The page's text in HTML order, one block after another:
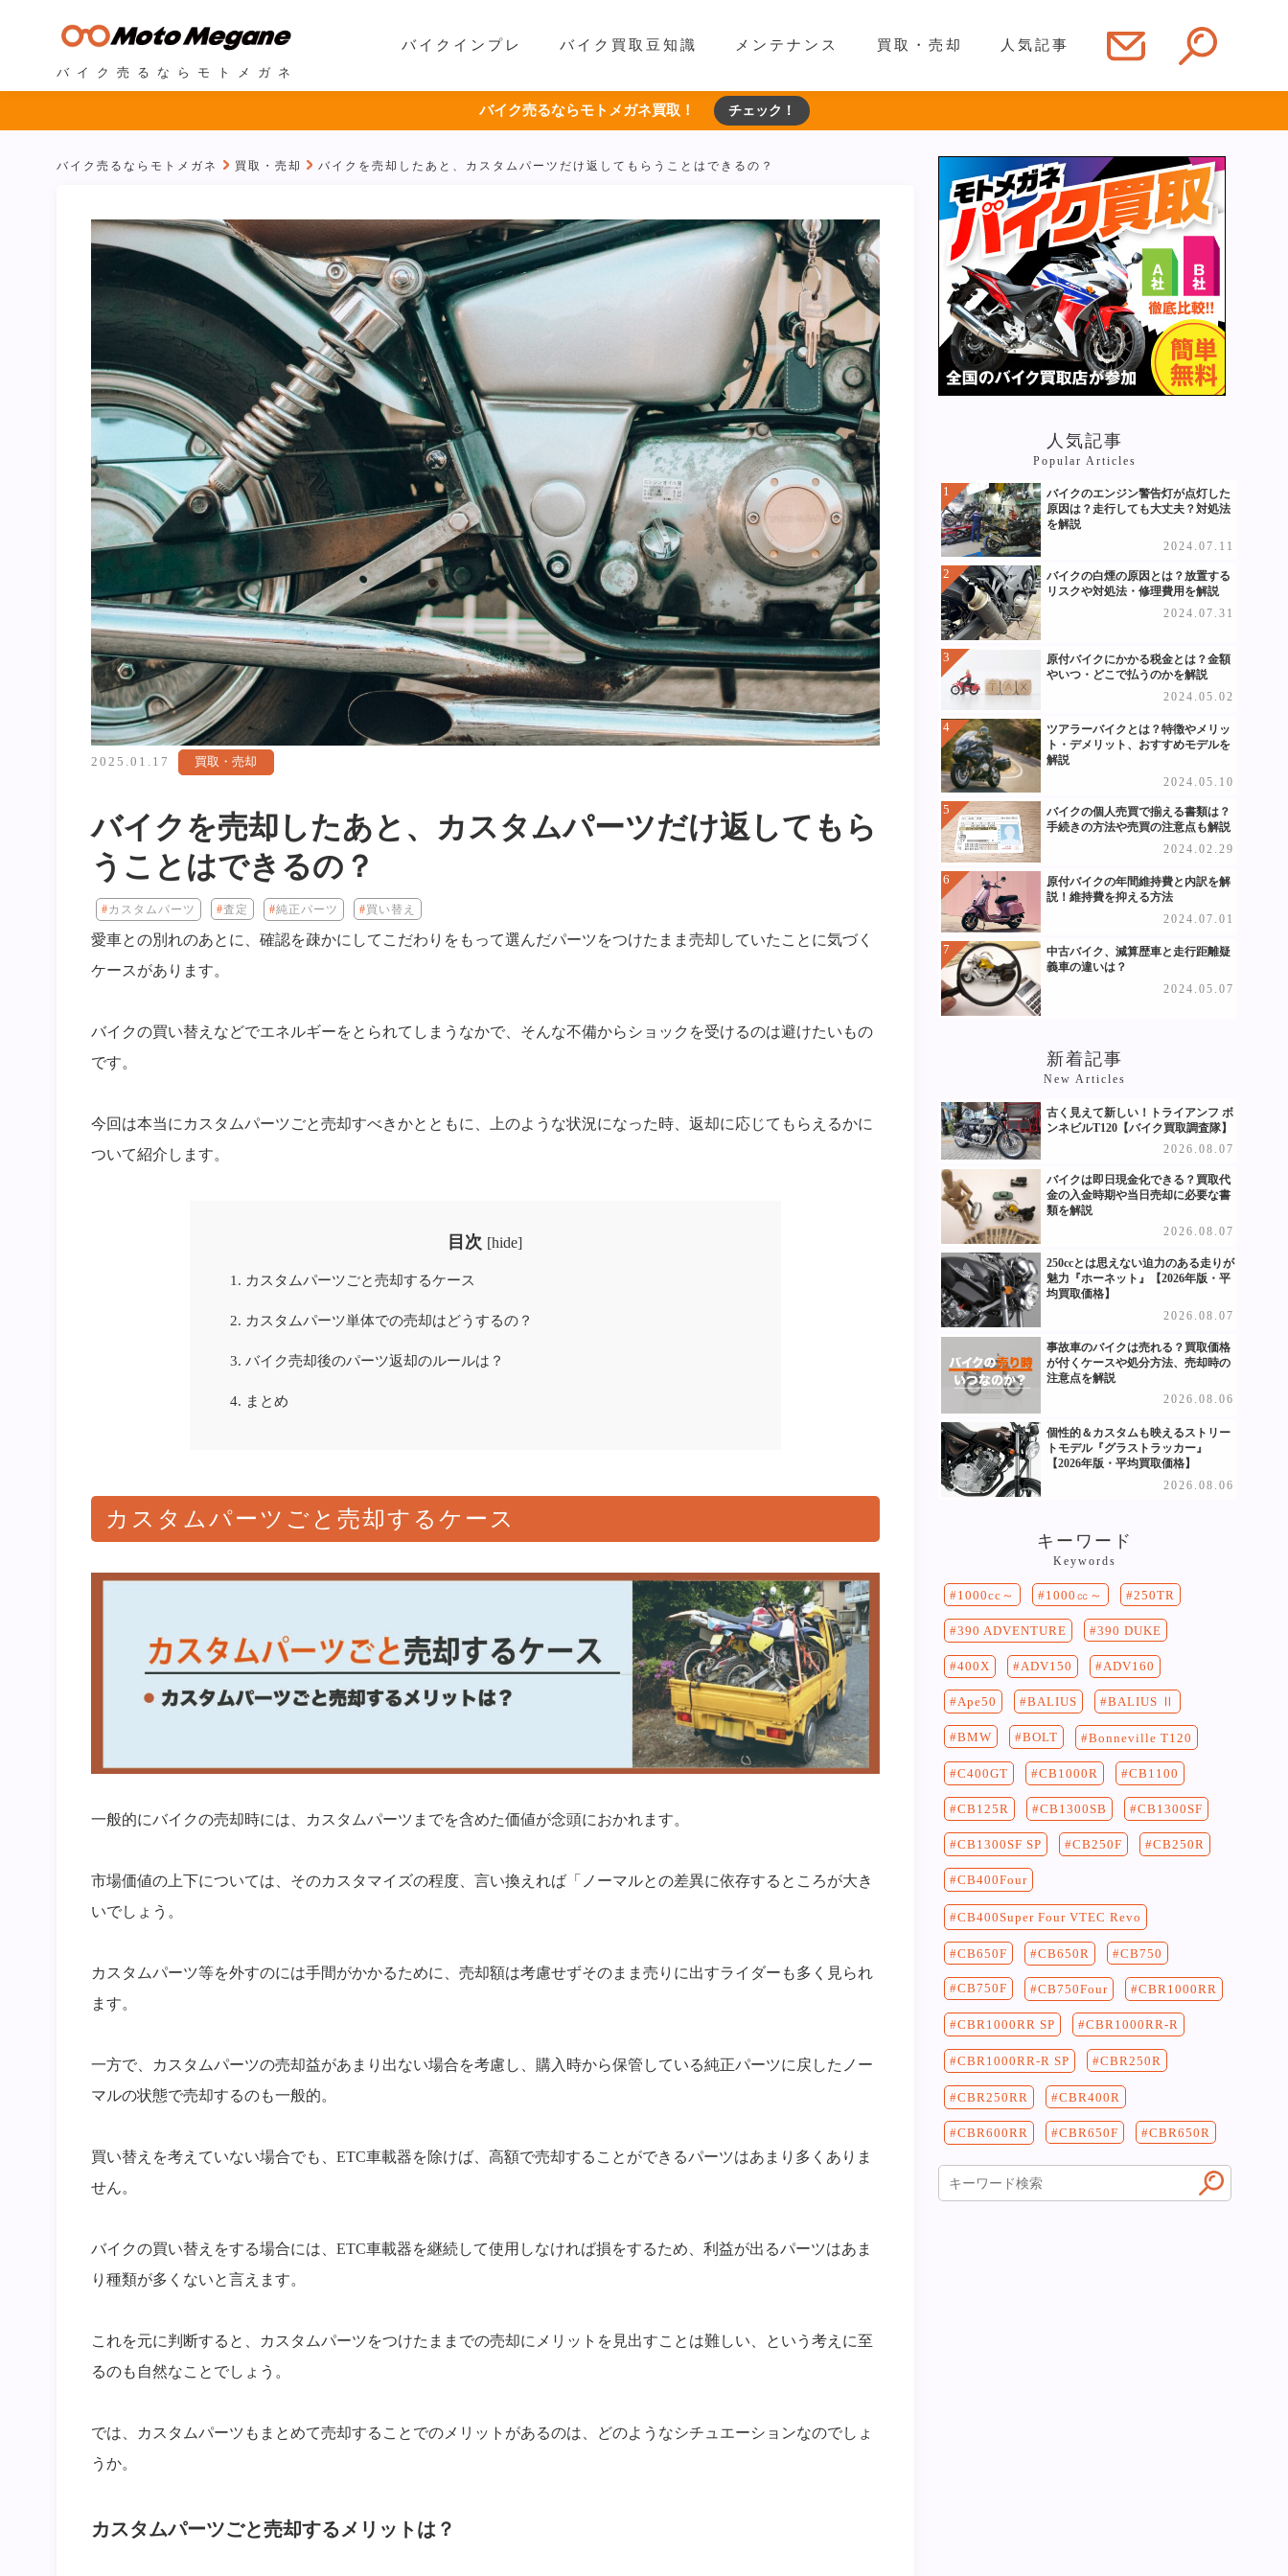
バイク売るならモトメガネ
バイクインプレ バイク買取豆知識 メンテナンス 買取・売却 人気記事
バイク売るならモトメガネ買取！ チェック！
バイク売るならモトメガネ 買取・売却 バイクを売却したあと、カスタムパーツだけ返してもらうことはできるの？
2025.01.17 買取・売却
バイクを売却したあと、カスタムパーツだけ返してもら
うことはできるの？
カスタムパーツ 査定 純正パーツ 買い替え
愛車との別れのあとに、確認を疎かにしてこだわりをもって選んだパーツをつけたまま売却していたことに気づく
ケースがあります。
バイクの買い替えなどでエネルギーをとられてしまうなかで、そんな不備からショックを受けるのは避けたいもの
です。
今回は本当にカスタムパーツごと売却すべきかとともに、上のような状況になった時、返却に応じてもらえるかに
ついて紹介します。
目次 [hide]
1. カスタムパーツごと売却するケース
2. カスタムパーツ単体での売却はどうするの？
3. バイク売却後のパーツ返却のルールは？
4. まとめ
カスタムパーツごと売却するケース
一般的にバイクの売却時には、カスタムパーツまでを含めた価値が念頭におかれます。
市場価値の上下については、そのカスタマイズの程度、言い換えれば「ノーマルとの差異に依存するところが大き
いでしょう。
カスタムパーツ等を外すのには手間がかかるために、売却額は考慮せずそのまま売りに出すライダーも多く見られ
ます。
一方で、カスタムパーツの売却益があまり出ない場合を考慮し、購入時から保管している純正パーツに戻したノー
マルの状態で売却するのも一般的。
買い替えを考えていない場合でも、ETC車載器を除けば、高額で売却することができるパーツはあまり多くありま
せん。
バイクの買い替えをする場合には、ETC車載器を継続して使用しなければ損をするため、利益が出るパーツはあま
り種類が多くないと言えます。
これを元に判断すると、カスタムパーツをつけたままでの売却にメリットを見出すことは難しい、という考えに至
るのも自然なことでしょう。
では、カスタムパーツもまとめて売却することでのメリットがあるのは、どのようなシチュエーションなのでしょ
うか。
カスタムパーツごと売却するメリットは？
人気記事
Popular Articles
バイクのエンジン警告灯が点灯した
原因は？走行しても大丈夫？対処法
を解説
2024.07.11
バイクの白煙の原因とは？放置する
リスクや対処法・修理費用を解説
2024.07.31
原付バイクにかかる税金とは？金額
やいつ・どこで払うのかを解説
2024.05.02
ツアラーバイクとは？特徴やメリッ
ト・デメリット、おすすめモデルを
解説
2024.05.10
バイクの個人売買で揃える書類は？
手続きの方法や売買の注意点も解説
2024.02.29
原付バイクの年間維持費と内訳を解
説！維持費を抑える方法
2024.07.01
中古バイク、減算歴車と走行距離疑
義車の違いは？
2024.05.07
新着記事
New Articles
古く見えて新しい！トライアンフ ボ
ンネビルT120【バイク買取調査隊】
2026.08.07
バイクは即日現金化できる？買取代
金の入金時期や当日売却に必要な書
類を解説
2026.08.07
250ccとは思えない迫力のある走りが
魅力『ホーネット』【2026年版・平
均買取価格】
2026.08.07
事故車のバイクは売れる？買取価格
が付くケースや処分方法、売却時の
注意点を解説
2026.08.06
個性的＆カスタムも映えるストリー
トモデル『グラストラッカー』
【2026年版・平均買取価格】
2026.08.06
キーワード
Keywords
1000cc～ 1000㏄～ 250TR
390 ADVENTURE 390 DUKE
400X ADV150 ADV160
Ape50 BALIUS BALIUS Ⅱ
BMW BOLT Bonneville T120
C400GT CB1000R CB1100
CB125R CB1300SB CB1300SF
CB1300SF SP CB250F CB250R
CB400Four
CB400Super Four VTEC Revo
CB650F CB650R CB750
CB750F CB750Four CBR1000RR
CBR1000RR SP CBR1000RR-R
CBR1000RR-R SP CBR250R
CBR250RR CBR400R
CBR600RR CBR650F CBR650R